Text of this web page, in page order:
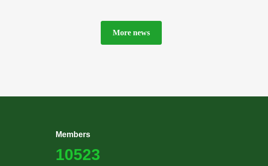
More news
Members
10523